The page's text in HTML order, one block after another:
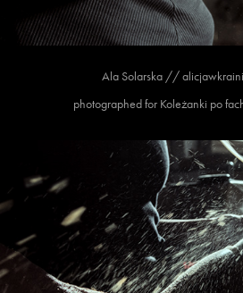
Ala Solarska //
photographed for Koleżanki po